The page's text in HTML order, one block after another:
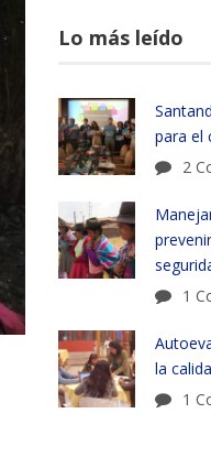
Lo más leído
para el
2
1
la
1